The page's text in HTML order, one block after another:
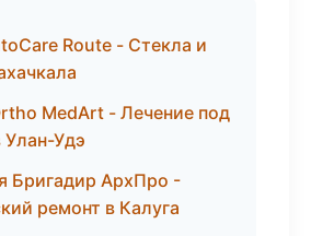
Route - Стекла и
MedArt - Лечение под
Улан-Удэ
Бригадир АрхПро -
ремонт в Калуга